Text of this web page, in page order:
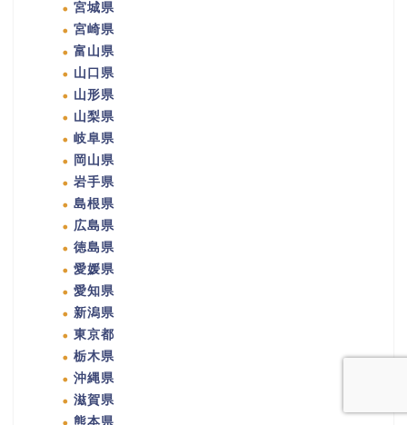
宮城県
宮崎県
富山県
山口県
山形県
山梨県
岐阜県
岡山県
岩手県
島根県
広島県
徳島県
愛媛県
愛知県
新潟県
東京都
栃木県
沖縄県
滋賀県
熊本県